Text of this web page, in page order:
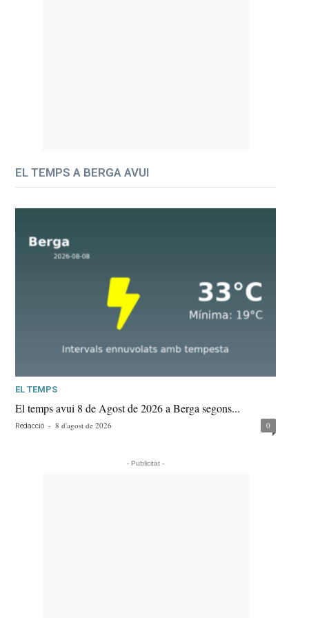
EL TEMPS A BERGA AVUI
EL TEMPS
El temps avui 8 de Agost de 2026 a Berga segons...
Redacció - 8 d'agost de 2026 0
- Publicitat -